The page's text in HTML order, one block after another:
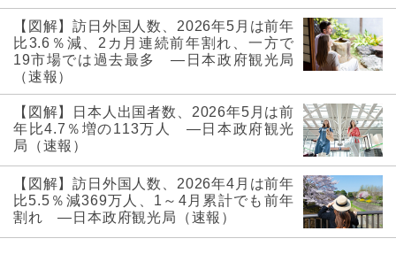
【図解】訪日外国人数、2026年5月は前年
比3.6％減、2カ月連続前年割れ、一方で
19市場では過去最多 ―日本政府観光局
（速報）
【図解】日本人出国者数、2026年5月は前
年比4.7％増の113万人 ―日本政府観光
局（速報）
【図解】訪日外国人数、2026年4月は前年
比5.5％減369万人、1～4月累計でも前年
割れ ―日本政府観光局（速報）